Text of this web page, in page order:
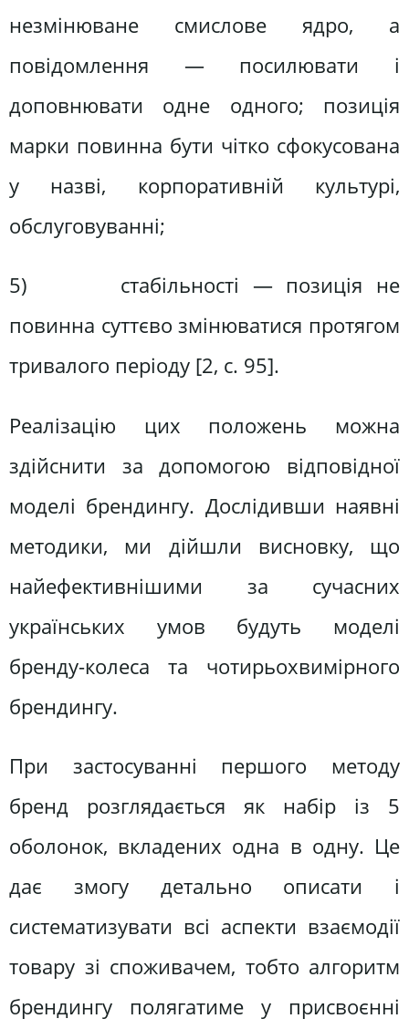
незмінюване смислове ядро, а
повідомлення — посилювати і
доповнювати одне одного; позиція
марки повинна бути чітко сфокусована
у назві, корпоративній культурі,
обслуговуванні;
5) стабільності — позиція не
повинна суттєво змінюватися протягом
тривалого періоду [2, c. 95].
Реалізацію цих положень можна
здійснити за допомогою відповідної
моделі брендингу. Дослідивши наявні
методики, ми дійшли висновку, що
найефективнішими за сучасних
українських умов будуть моделі
бренду-колеса та чотирьохвимірного
брендингу.
При застосуванні першого методу
бренд розглядається як набір із 5
оболонок, вкладених одна в одну. Це
дає змогу детально описати і
систематизувати всі аспекти взаємодії
товару зі споживачем, тобто алгоритм
брендингу полягатиме у присвоєнні